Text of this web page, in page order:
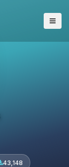
43,148